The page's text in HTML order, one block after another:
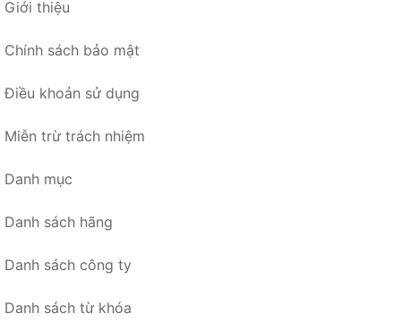
Giới thiệu
Chính sách bảo mật
Điều khoản sử dụng
Miễn trừ trách nhiệm
Danh mục
Danh sách hãng
Danh sách công ty
Danh sách từ khóa